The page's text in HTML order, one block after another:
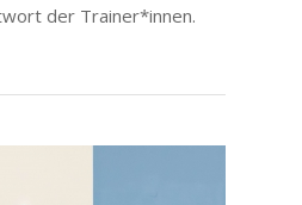
der Trainer*innen.